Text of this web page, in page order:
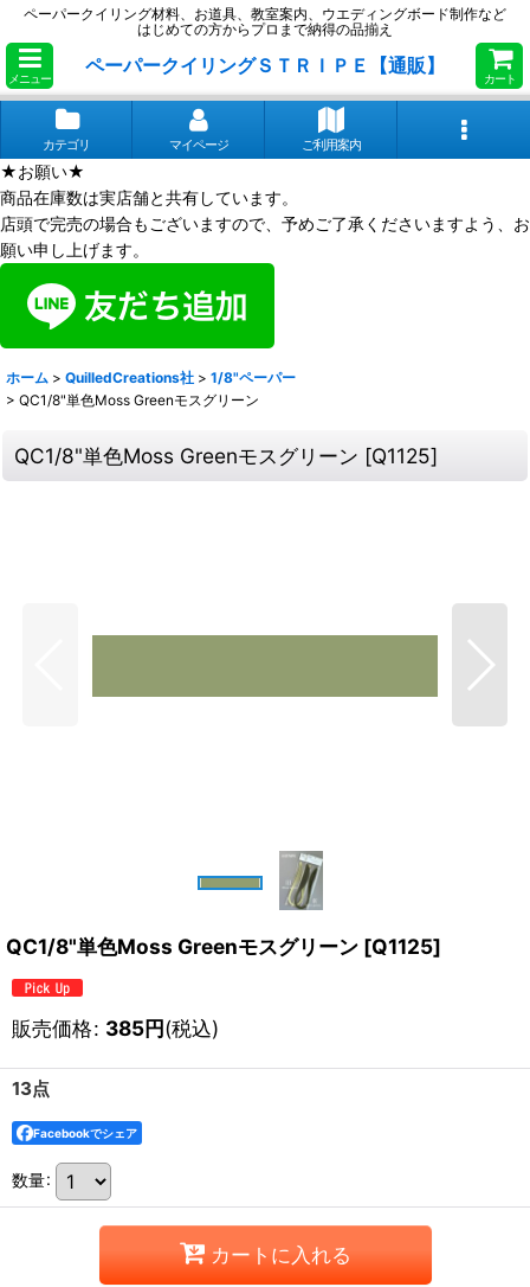
ペーパークイリング材料、お道具、教室案内、ウエディングボード制作など
はじめての方からプロまで納得の品揃え
メニュー
ペーパークイリングＳＴＲＩＰＥ【通販】
カート
カテゴリ マイページ ご利用案内
★お願い★
商品在庫数は実店舗と共有しています。
店頭で完売の場合もございますので、予めご了承くださいますよう、お
願い申し上げます。
ホーム > QuilledCreations社 > 1/8"ペーパー
> QC1/8"単色Moss Greenモスグリーン
QC1/8"単色Moss Greenモスグリーン [Q1125]
QC1/8"単色Moss Greenモスグリーン [Q1125]
販売価格: 385円(税込)
13点
Facebookでシェア
数量:
カートに入れる